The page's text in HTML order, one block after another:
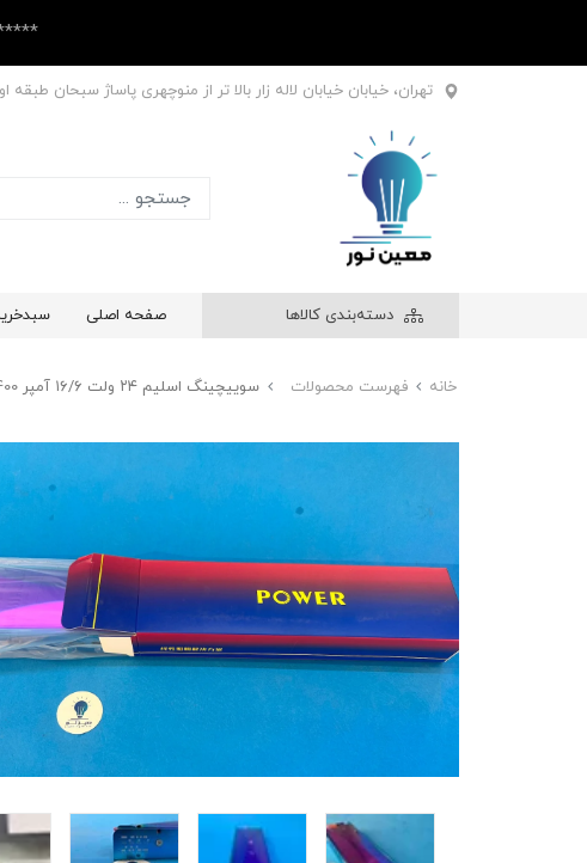
تهران، خیابان خیابان لاله زار بالا تر از منوچهری پاساژ سبحان طبقه اول پلاک
دسته‌بندی کالاها صفحه اصلی
خانه فهرست محصولات سوییچینگ‌ اسلیم ۲۴ ولت ۱۶/۶ آمپر 400 وات با قابلیت تنظیم ولتاژ توان واقعی MF PRO